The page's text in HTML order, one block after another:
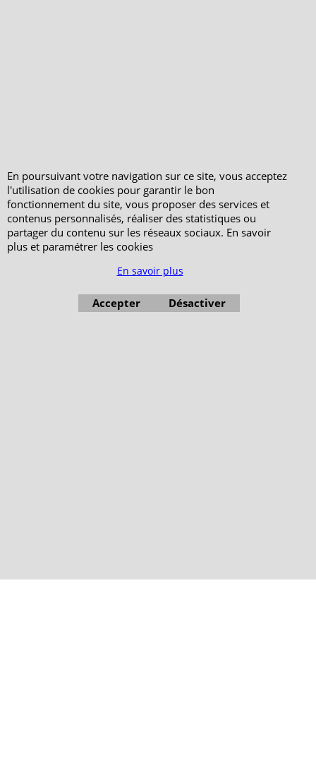
Boutique en ligne créés avec le logiciel eCommerce ShopFactory
En poursuivant votre navigation sur ce site, vous acceptez
l'utilisation de cookies pour garantir le bon
fonctionnement du site, vous proposer des services et
contenus personnalisés, réaliser des statistiques ou
partager du contenu sur les réseaux sociaux. En savoir
plus et paramétrer les cookies
En savoir plus
Accepter Désactiver